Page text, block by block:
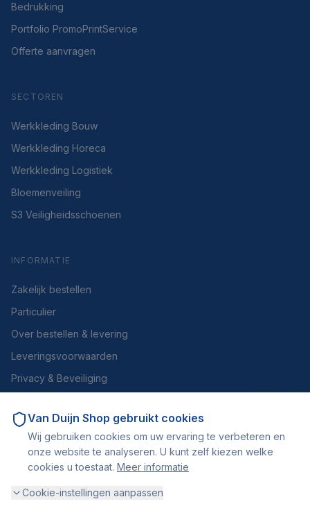
Bedrukking
Portfolio PromoPrintService
Offerte aanvragen
SECTOREN
Werkkleding Bouw
Werkkleding Horeca
Werkkleding Logistiek
Bloemenveiling
S3 Veiligheidsschoenen
INFORMATIE
Zakelijk bestellen
Particulier
Over bestellen & levering
Leveringsvoorwaarden
Privacy & Beveiliging
Over ons
Contact
Van Duijn Shop gebruikt cookies
Wij gebruiken cookies om uw ervaring te verbeteren en
onze website te analyseren. U kunt zelf kiezen welke
cookies u toestaat. Meer informatie
Cookie-instellingen aanpassen